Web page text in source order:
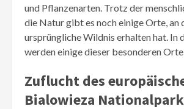
und Pflanzenarten. Trotz der
die Natur gibt es noch einige Orte, an
ursprüngliche Wildnis erhalten hat. In
werden einige dieser besonderen
Zuflucht des
Bialowieza